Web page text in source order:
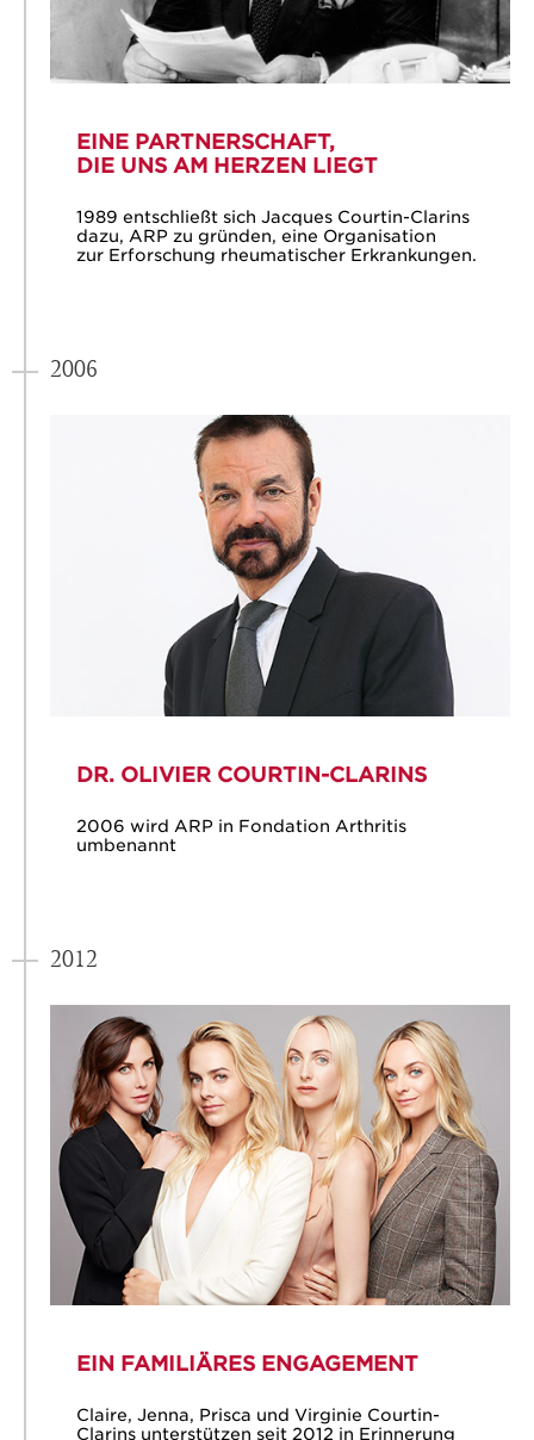
EINE PARTNERSCHAFT,
DIE UNS AM HERZEN LIEGT
1989 entschließt sich Jacques Courtin-Clarins
dazu, ARP zu gründen, eine Organisation
zur Erforschung rheumatischer Erkrankungen.
2006
DR. OLIVIER COURTIN-CLARINS
2006 wird ARP in Fondation Arthritis
umbenannt
2012
EIN FAMILIÄRES ENGAGEMENT
Claire, Jenna, Prisca und Virginie Courtin-
Clarins unterstützen seit 2012 in Erinnerung